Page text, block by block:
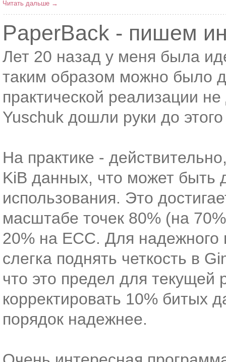
Читать дальше →
PaperBack - пишем
Лет 20 назад у меня была
таким образом можно было
практической реализации
Yuschuk дошли руки до
На практике -
KiB данных, что может быть
использования. Это
масштабе точек 80% (на
20% на ECC. Для
слегка поднять четкость в
что это предел для текущей
корректировать 10% битых
порядок надежнее.